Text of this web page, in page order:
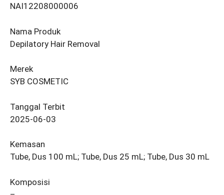
NAI12208000006
Nama Produk
Depilatory Hair Removal
Merek
SYB COSMETIC
Tanggal Terbit
2025-06-03
Kemasan
Tube, Dus 100 mL; Tube, Dus 25 mL; Tube, Dus 30 mL
Komposisi